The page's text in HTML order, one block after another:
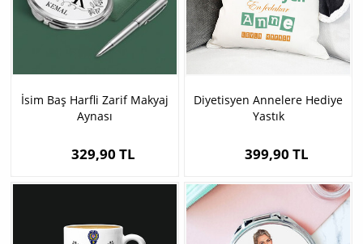
İsim Baş Harfli Zarif Makyaj
Aynası
329,90 TL
Diyetisyen Annelere Hediye
Yastık
399,90 TL